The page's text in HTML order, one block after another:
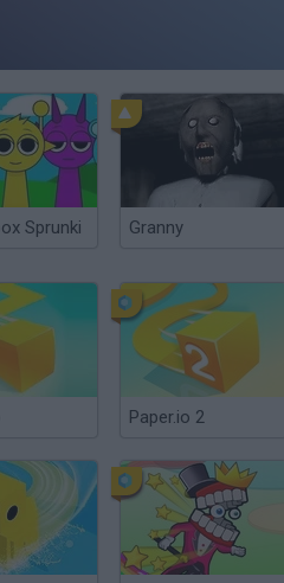
Sprunki Granny
Paper.io 2